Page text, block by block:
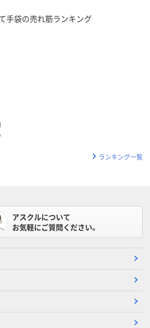
手袋の売れ筋ランキング
ランキング一覧
アスクルについて
お気軽にご質問ください。